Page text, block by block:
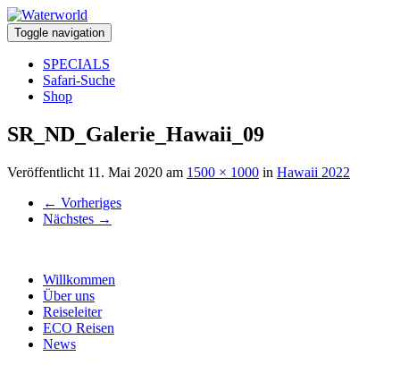
Toggle navigation
SPECIALS
Safari-Suche
Shop
SR_ND_Galerie_Hawaii_09
Veröffentlicht 11. Mai 2020 am 1500 × 1000 in Hawaii 2022
← Vorheriges
Nächstes →
Willkommen
Über uns
Reiseleiter
ECO Reisen
News